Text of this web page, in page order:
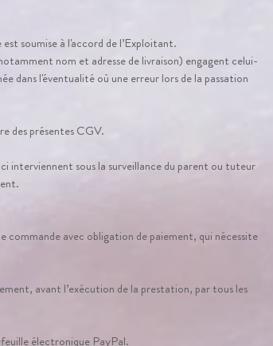
soumise à l'accord de l’Exploitant.
nom et adresse de livraison) engagent celui-
dans l'éventualité où une erreur lors de la passation
des présentes CGV.
interviennent sous la surveillance du parent ou tuteur
avec obligation de paiement, qui nécessite
avant l’exécution de la prestation, par tous les
électronique PayPal.